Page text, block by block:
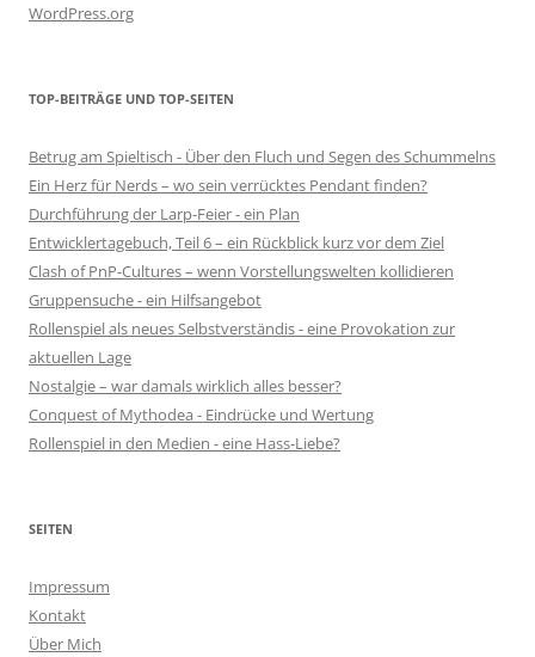
WordPress.org
TOP-BEITRÄGE UND TOP-SEITEN
Betrug am Spieltisch - Über den Fluch und Segen des Schummelns
Ein Herz für Nerds – wo sein verrücktes Pendant finden?
Durchführung der Larp-Feier - ein Plan
Entwicklertagebuch, Teil 6 – ein Rückblick kurz vor dem Ziel
Clash of PnP-Cultures – wenn Vorstellungswelten kollidieren
Gruppensuche - ein Hilfsangebot
Rollenspiel als neues Selbstverständis - eine Provokation zur
aktuellen Lage
Nostalgie – war damals wirklich alles besser?
Conquest of Mythodea - Eindrücke und Wertung
Rollenspiel in den Medien - eine Hass-Liebe?
SEITEN
Impressum
Kontakt
Über Mich